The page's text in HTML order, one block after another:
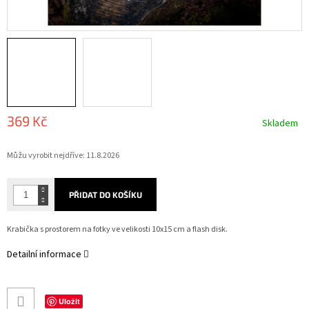
369 Kč
cena:
Skladem
Můžu vyrobit nejdříve: 11.8.2026
PŘIDAT DO KOŠÍKU
Krabička s prostorem na fotky ve velikosti 10x15 cm a flash disk.
Detailní informace
Uložit